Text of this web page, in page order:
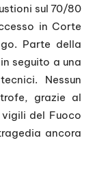
sul 70/80
in Corte
Parte della
seguito a una
Nessun
grazie al
del Fuoco
ancora